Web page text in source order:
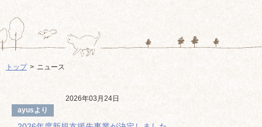
トップ ニュース
ayusより
2026年03月24日